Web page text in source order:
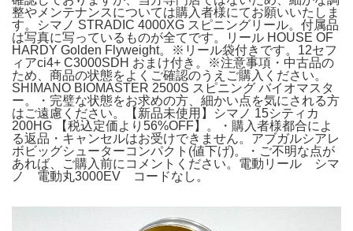
整やメンテナンスについては購入者様にてお願いいたしま
す。シマノ STRADIC 4000XG スピニングリール。付属品
は写真に写っているものが全てです。リール HOUSE OF
HARDY Golden Flyweight。※リール袋付きです。12セフ
ィアci4+ C3000SDH おまけ付き。※注意事項・中古品の
ため、商品の状態をよくご確認のうえご購入ください。
SHIMANO BIOMASTER 2500S スピニング バイオマスタ
ー。・完璧な状態をお求めの方、細かい点を気にされる方
はご遠慮ください。【新品未使用】シマノ 15シティカ
200HG 【税込定価より56%OFF】。・購入者様都合によ
る返品・キャンセルはお受けできません。アブガルシアレ
ボビッグシューターコンパクト(値下げ)。・ご不明な点が
あれば、ご購入前にコメントください。電動リール シマ
ノ 電動丸3000EV コードなし。